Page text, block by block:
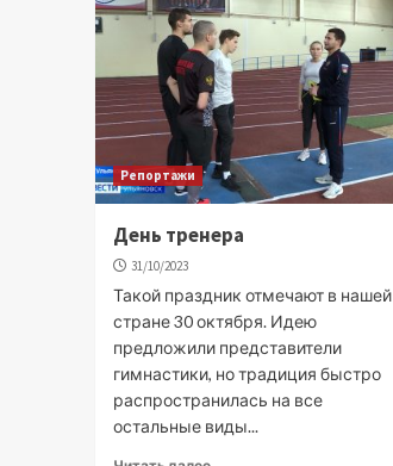
Репортажи
День тренера
31/10/2023
Такой праздник отмечают в нашей
стране 30 октября. Идею
предложили представители
гимнастики, но традиция быстро
распространилась на все
остальные виды...